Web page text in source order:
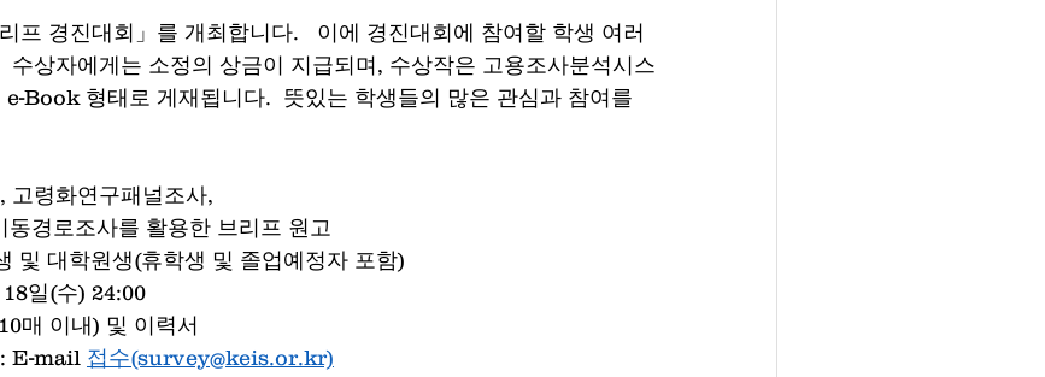
프 경진대회」를 개최합니다.   이에 경진대회에 참여할 학생 여러
수상자에게는 소정의 상금이 지급되며, 수상작은 고용조사분석시스
e-Book 형태로 게재됩니다.  뜻있는 학생들의 많은 관심과 참여를
고령화연구패널조사,
대졸자직업이동경로조사를 활용한 브리프 원고
및 대학원생(휴학생 및 졸업예정자 포함)
일(수) 24:00
매 이내) 및 이력서
: E-mail 접수(survey@keis.or.kr)